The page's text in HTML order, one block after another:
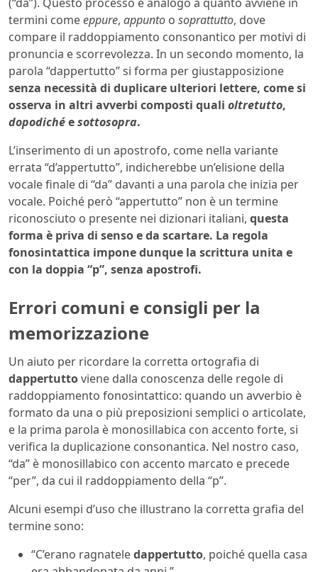
termini comeeppure, appunto o soprattutto, dove
compare il raddoppiamento consonantico per motivi di
pronuncia e scorrevolezza. In un secondo momento, la
parola “dappertutto” si forma per giustapposizione
senza necessità di duplicare ulteriori lettere, come si
osserva in altri avverbi composti quali oltretutto,
dopodichéesottosopra.
L’inserimento di un apostrofo, come nella variante
errata “d’appertutto”, indicherebbe un’elisione della
vocale finale di “da” davanti a una parola che inizia per
vocale. Poiché però “appertutto” non è un termine
riconosciuto o presente nei dizionari italiani, questa
forma è priva di senso e da scartare. La regola
fonosintattica impone dunque la scrittura unita e
con la doppia “p”, senza apostrofi.
Errori comuni e consigli per la
memorizzazione
Un aiuto per ricordare la corretta ortografia di
dappertuttoviene dalla conoscenza delle regole di
raddoppiamento fonosintattico: quando un avverbio è
formato da una o più preposizioni semplici o articolate,
e la prima parola è monosillabica con accento forte, si
verifica la duplicazione consonantica. Nel nostro caso,
“da” è monosillabico con accento marcato e precede
“per”, da cui il raddoppiamento della “p”.
Alcuni esempi d’uso che illustrano la corretta grafia del
termine sono:
“C’erano ragnateledappertutto, poiché quella casa